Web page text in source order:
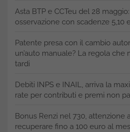
Asta BTP e CCTeu del 28
osservazione con scadenze 5,10
Patente presa con il cambio
un’auto manuale? La regola
tardi
Debiti INPS e INAIL, arriva la
rate per contributi e premi non
Bonus Renzi nel 730, attenzione
recuperare fino a 100 euro al